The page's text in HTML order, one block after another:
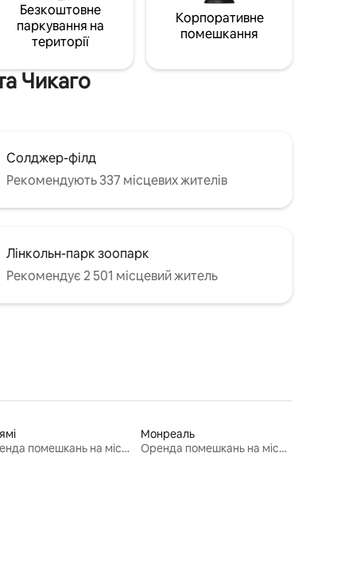
Безкоштовне
паркування на
території
Корпоративне
помешкання
Чикаго
Солджер-філд
Рекомендують 337 місцевих жителів
Лінкольн-парк зоопарк
Рекомендує 2 501 місцевий житель
Оренда помешкань на місяць
Монреаль
Оренда помешкань на місяць